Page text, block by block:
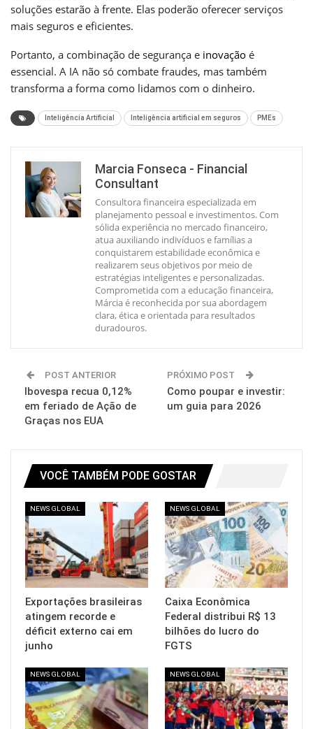
soluções estarão à frente. Elas poderão oferecer serviços
mais seguros e eficientes.
Portanto, a combinação de segurança e inovação é
essencial. A IA não só combate fraudes, mas também
transforma a forma como lidamos com o dinheiro.
Inteligência Artificial Inteligência artificial em seguros PMEs
Marcia Fonseca - Financial
Consultant
Consultora financeira especializada em
planejamento pessoal e investimentos. Com
sólida experiência no mercado financeiro,
atua auxiliando indivíduos e famílias a
conquistarem estabilidade econômica e
realizarem seus objetivos por meio de
estratégias inteligentes e personalizadas.
Comprometida com a educação financeira,
Márcia é reconhecida por sua abordagem
clara, ética e orientada para resultados
duradouros.
POST ANTERIOR
Ibovespa recua 0,12%
em feriado de Ação de
Graças nos EUA
PRÓXIMO POST
Como poupar e investir:
um guia para 2026
VOCÊ TAMBÉM PODE GOSTAR
NEWS GLOBAL
Exportações brasileiras
atingem recorde e
déficit externo cai em
junho
NEWS GLOBAL
Caixa Econômica
Federal distribui R$ 13
bilhões do lucro do
FGTS
NEWS GLOBAL NEWS GLOBAL